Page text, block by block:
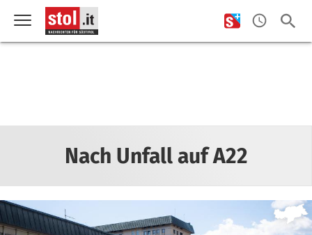
Nach Unfall auf A22